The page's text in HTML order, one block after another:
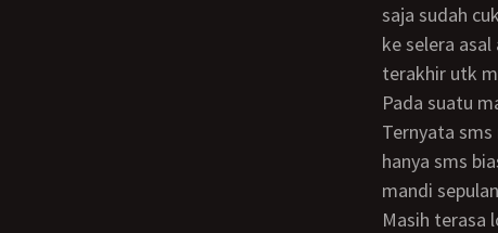
saja sudah
ke selera
terakhir utk
Pada suatu malam aku saat aku akan tidur. Aku melihat hp ibu ku berkedap kedip.
Ternyata
hanya sms
mandi
masih terasa loh jepitan memek ibu di kontol adi.. “Aku sungguh kaget bukan